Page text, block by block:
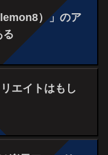
）」のア
る
エイトはもし